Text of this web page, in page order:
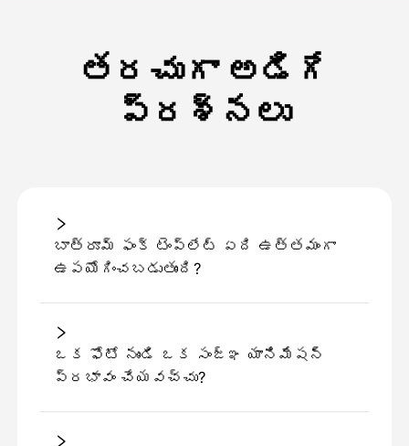
తరచుగా అడిగే
ప్రశ్నలు
బాత్రూమ్ ఫంక్ టెంప్లేట్ ఏది ఉత్తమంగా
ఉపయోగించబడుతుంది?
ఒక ఫోటో నుండి ఒక సంజ్ఞ యానిమేషన్
ప్రభావం చేయవచ్చు?